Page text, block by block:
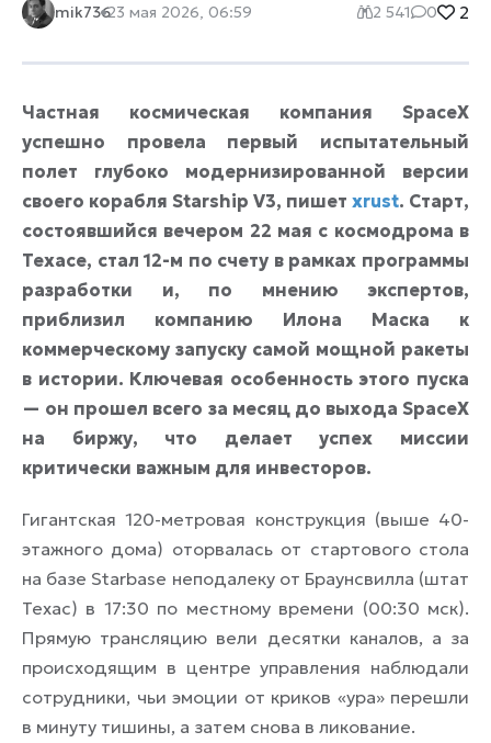
mik73623 мая 2026, 06:59 2 541 0 2
Частная космическая компания SpaceX
успешно провела первый испытательный
полет глубоко модернизированной версии
своего корабля Starship V3, пишет xrust. Старт,
состоявшийся вечером 22 мая с космодрома в
Техасе, стал 12-м по счету в рамках программы
разработки и, по мнению экспертов,
приблизил компанию Илона Маска к
коммерческому запуску самой мощной ракеты
в истории. Ключевая особенность этого пуска
— он прошел всего за месяц до выхода SpaceX
на биржу, что делает успех миссии
критически важным для инвесторов.
Гигантская 120-метровая конструкция (выше 40-
этажного дома) оторвалась от стартового стола
на базе Starbase неподалеку от Браунсвилла (штат
Техас) в 17:30 по местному времени (00:30 мск).
Прямую трансляцию вели десятки каналов, а за
происходящим в центре управления наблюдали
сотрудники, чьи эмоции от криков «ура» перешли
в минуту тишины, а затем снова в ликование.